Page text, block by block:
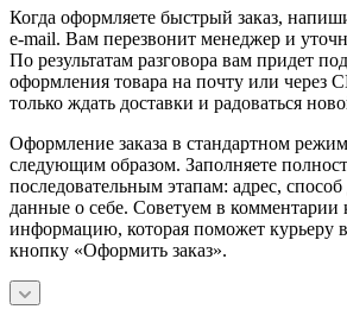
Когда оформляете быстрый заказ,
e-mail. Вам перезвонит менеджер и
По результатам разговора вам придет
оформления товара на почту или через
только ждать доставки и радоваться
Оформление заказа в стандартном
следующим образом. Заполняете
последовательным этапам: адрес,
данные о себе. Советуем в комментарии
информацию, которая поможет курьеру
кнопку «Оформить заказ».